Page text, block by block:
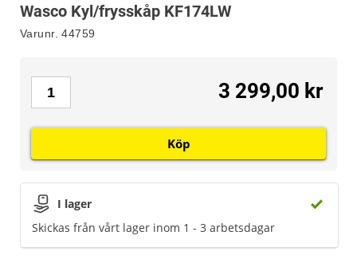
Wasco Kyl/frysskåp KF174LW
Varunr. 44759
I lager
Skickas från vårt lager inom 1 - 3 arbetsdagar
3 299,00 kr
Köp